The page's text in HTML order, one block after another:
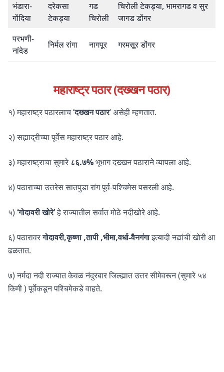
भंडारा-
गोंदिया
दरेकसा
टेकड्या
गड
चिरोली
चिरोली टेकड्या, भामरागड व सुर
जागड डोंगर
परभणी-
नांदेड
निर्मल रांगा नागपूर गरमसूर डोंगर
महाराष्ट्र पठार (दख्खन पठार)
१) महाराष्ट्र पठारलाच ‘दख्खन पठार‘ असेही म्हणतात.
२) सह्याद्रीच्या पूर्वेस महाराष्ट्र पठार आहे.
३) महाराष्ट्राचा सुमारे ८६.७%भूभाग दख्खन पठाराने व्यापला आहे.
४) पठाराच्या उत्तरेस सातपुडा रांग पूर्व-पश्चिमेस पसरली आहे.
५)‘गोदावरी खोरे’हे राज्यातील सर्वात मोठे नदीखोरे आहे.
६) पठारावरगोदावरी,कृष्णा ,तापी ,भीमा,वर्धा-वैनगंगाइत्यादी नद्यांची खोरी आ
ढळतात.
७) नर्मदा नदी राज्यात केवळ नंदुरबार जिल्ह्यात उत्तर सीमेवरून (सुमारे ५४
किमी ) पूर्वेकडून पश्चिमेकडे वाहते.